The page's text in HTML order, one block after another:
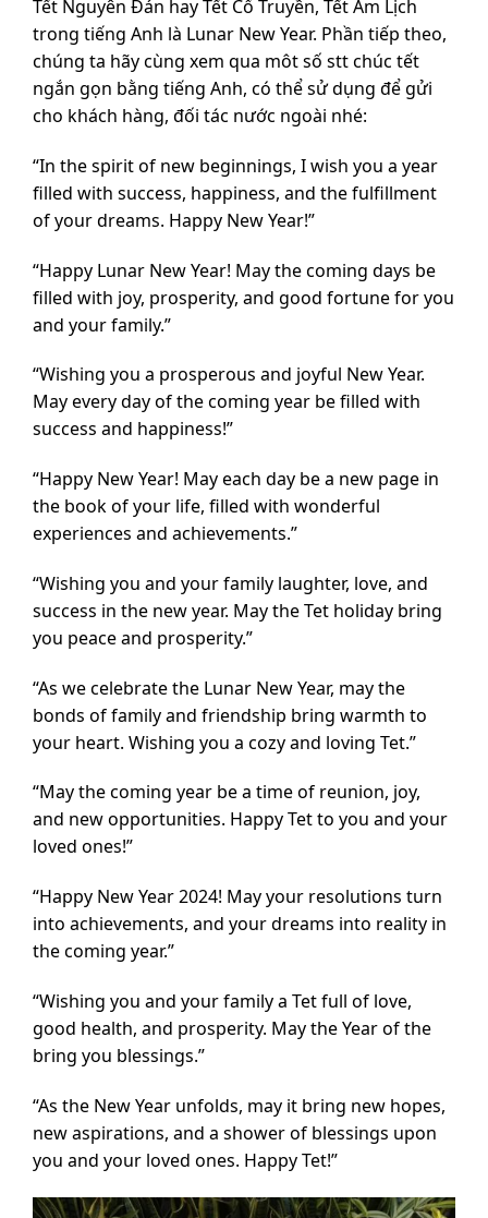
Tết Nguyên Đán hay Tết Cổ Truyền, Tết Âm Lịch
trong tiếng Anh là Lunar New Year. Phần tiếp theo,
chúng ta hãy cùng xem qua môt số stt chúc tết
ngắn gọn bằng tiếng Anh, có thể sử dụng để gửi
cho khách hàng, đối tác nước ngoài nhé:
“In the spirit of new beginnings, I wish you a year
filled with success, happiness, and the fulfillment
of your dreams. Happy New Year!”
“Happy Lunar New Year! May the coming days be
filled with joy, prosperity, and good fortune for you
and your family.”
“Wishing you a prosperous and joyful New Year.
May every day of the coming year be filled with
success and happiness!”
“Happy New Year! May each day be a new page in
the book of your life, filled with wonderful
experiences and achievements.”
“Wishing you and your family laughter, love, and
success in the new year. May the Tet holiday bring
you peace and prosperity.”
“As we celebrate the Lunar New Year, may the
bonds of family and friendship bring warmth to
your heart. Wishing you a cozy and loving Tet.”
“May the coming year be a time of reunion, joy,
and new opportunities. Happy Tet to you and your
loved ones!”
“Happy New Year 2024! May your resolutions turn
into achievements, and your dreams into reality in
the coming year.”
“Wishing you and your family a Tet full of love,
good health, and prosperity. May the Year of the
bring you blessings.”
“As the New Year unfolds, may it bring new hopes,
new aspirations, and a shower of blessings upon
you and your loved ones. Happy Tet!”